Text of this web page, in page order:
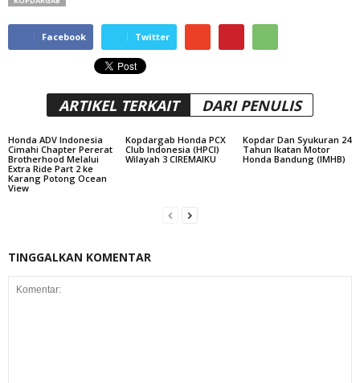
Facebook Twitter
ARTIKEL TERKAIT DARI PENULIS
Honda ADV Indonesia
Cimahi Chapter Pererat
Brotherhood Melalui
Extra Ride Part 2 ke
Karang Potong Ocean
View
Kopdargab Honda PCX
Club Indonesia (HPCI)
Wilayah 3 CIREMAIKU
Kopdar Dan Syukuran 24
Tahun Ikatan Motor
Honda Bandung (IMHB)
TINGGALKAN KOMENTAR